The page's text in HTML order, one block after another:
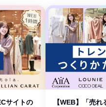
サイトの 【WEB】「売れ